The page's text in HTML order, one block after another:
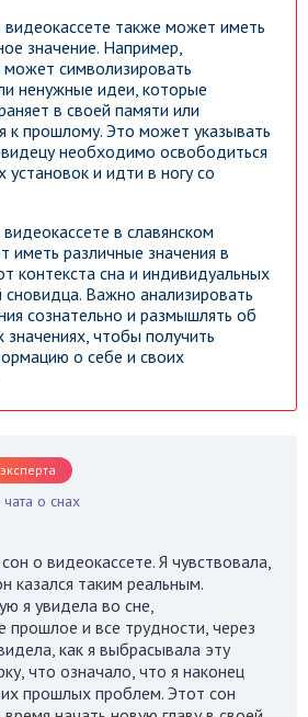
также может иметь
значение. Например,
может символизировать
ненужные идеи, которые
в своей памяти или
к прошлому. Это может указывать
необходимо освободиться
установок и идти в ногу со
в славянском
иметь различные значения в
контекста сна и индивидуальных
сновидца. Важно анализировать
сознательно и размышлять об
чтобы получить
о себе и своих
о снах
о видеокассете. Я чувствовала,
казался таким реальным.
я увидела во сне,
прошлое и все трудности, через
как я выбрасывала эту
что означало, что я наконец
прошлых проблем. Этот сон